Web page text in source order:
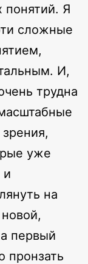
понятий. Я
сложные
И,
трудна
уже
и
на
первый
пронзать